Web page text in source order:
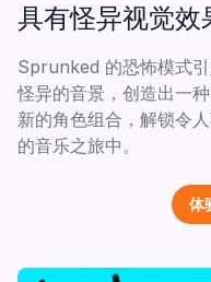
具有怪异视觉效
Sprunked 的恐怖模式
怪异的音景，创造出一
新的角色组合，解锁令
的音乐之旅中。
体